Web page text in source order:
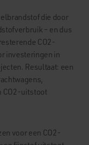
die door
– en dus
CO2-
investeringen in
Resultaat: een
CO2-uitstoot
voor een CO2-